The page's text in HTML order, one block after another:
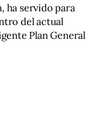
ha servido para
del actual
Plan General